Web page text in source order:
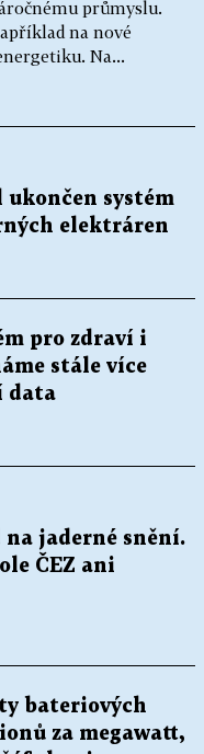
průmyslu.
na nové
Na...
systém
elektráren
pro zdraví i
stále více
data
jaderné snění.
ČEZ ani
bateriových
za megawatt,